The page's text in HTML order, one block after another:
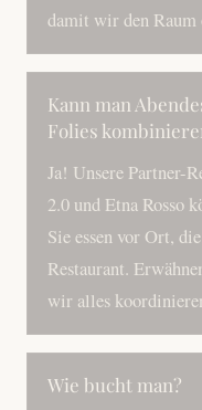
damit wir den Raum
Kann man
Folies
Ja! Unsere Partner-
2.0 und Etna Rosso
Sie essen vor Ort,
Restaurant.
wir alles
Wie bucht man?